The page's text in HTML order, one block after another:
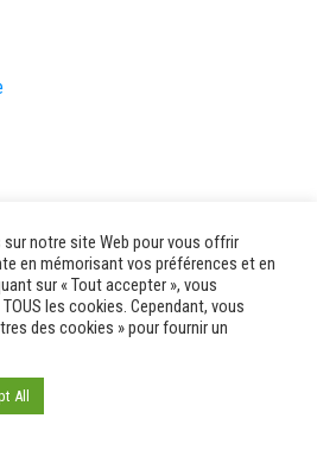
notre site Web pour vous offrir
en mémorisant vos préférences et en
sur « Tout accepter », vous
les cookies. Cependant, vous
des cookies » pour fournir un
All